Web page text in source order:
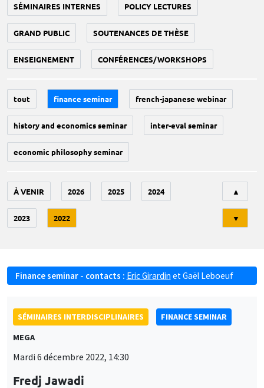
SÉMINAIRES INTERNES POLICY LECTURES
GRAND PUBLIC SOUTENANCES DE THÈSE
ENSEIGNEMENT CONFÉRENCES/WORKSHOPS
tout finance seminar french-japanese webinar
history and economics seminar inter-eval seminar
economic philosophy seminar
À VENIR 2026 2025 2024
2023 2022
▲
▼
Finance seminar - contacts : Eric Girardin et Gaël Leboeuf
SÉMINAIRES INTERDISCIPLINAIRES
FINANCE SEMINAR
MEGA
Mardi 6 décembre 2022, 14:30
Fredj Jawadi